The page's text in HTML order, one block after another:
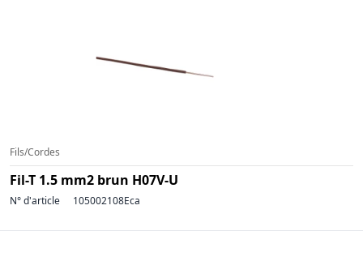
Fils/Cordes
Fil-T 1.5 mm2 brun H07V-U
N° d'article 105002108Eca